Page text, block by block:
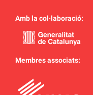
Amb la col·laboració:
Membres associats: